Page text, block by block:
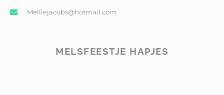
Melliejacobs@hotmail.com
MELSFEESTJE HAPJES